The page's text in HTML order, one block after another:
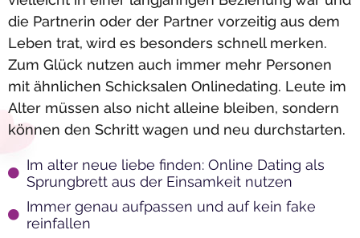
die Partnerin oder der Partner vorzeitig aus dem
Leben trat, wird es besonders schnell merken.
Zum Glück nutzen auch immer mehr Personen
mit ähnlichen Schicksalen Onlinedating. Leute im
Alter müssen also nicht alleine bleiben, sondern
können den Schritt wagen und neu durchstarten.
Im alter neue liebe finden: Online Dating als
Sprungbrett aus der Einsamkeit nutzen
Immer genau aufpassen und auf kein fake
reinfallen